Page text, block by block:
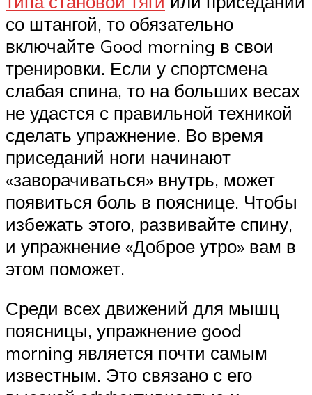
со штангой, то обязательно
включайте Good morning в свои
тренировки. Если у спортсмена
слабая спина, то на больших весах
не удастся с правильной техникой
сделать упражнение. Во время
приседаний ноги начинают
«заворачиваться» внутрь, может
появиться боль в пояснице. Чтобы
избежать этого, развивайте спину,
и упражнение «Доброе утро» вам в
этом поможет.
Среди всех движений для мышц
поясницы, упражнение good
morning является почти самым
известным. Это связано с его